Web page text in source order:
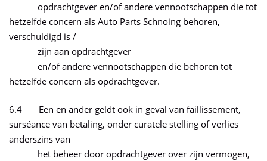
opdrachtgever en/of andere vennootschappen die tot
hetzelfde concern als Auto Parts Schnoing behoren,
verschuldigd is /
zijn aan opdrachtgever
en/of andere vennootschappen die behoren tot
hetzelfde concern als opdrachtgever.
6.4 Een en ander geldt ook in geval van faillissement,
surséance van betaling, onder curatele stelling of verlies
anderszins van
het beheer door opdrachtgever over zijn vermogen,